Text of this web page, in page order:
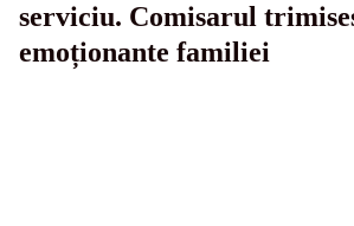
serviciu. Comisarul
emoționante familiei